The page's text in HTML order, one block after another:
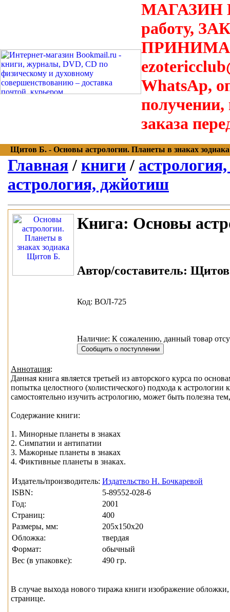
МАГАЗИН
работу,
WhatsAp,
получении,
заказа
Щитов Б. - Основы астрологии. Планеты в знаках зодиака
Главная / книги /
астрология, джйотиш
Книга: Основы
Автор/составитель:
Код: ВОЛ-725
Наличие: К сожалению, данный товар
Аннотация:
Данная книга является третьей из авторского курса по
попытка целостного (холистического) подхода к
самостоятельно изучить астрологию, может быть полезна
Содержание книги:
1. Минорные планеты в знаках
2. Симпатии и антипатии
3. Мажорные планеты в знаках
4. Фиктивные планеты в знаках.
Издатель/производитель: Издательство Н. Бочкаревой
ISBN:
5-89552-028-6
Год:
2001
Страниц:
400
Размеры, мм:
205x150x20
Обложка:
твердая
Формат:
обычный
Вес (в упаковке):
490 гр.
В случае выхода нового тиража книги изображение
странице.